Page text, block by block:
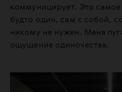
коммуницирует. Это самое
будто один, сам с собой,
никому не нужен. Меня
ощущение одиночества.